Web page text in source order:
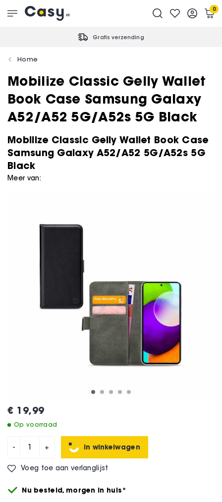
Gratis verzending
0
Home
Mobilize Classic Gelly Wallet
Book Case Samsung Galaxy
A52/A52 5G/A52s 5G Black
Mobilize Classic Gelly Wallet Book Case
Samsung Galaxy A52/A52 5G/A52s 5G
Black
Meer van:
€ 19,99
Op voorraad
- + In winkelwagen
Voeg toe aan verlanglijst
Nu besteld, morgen in huis*